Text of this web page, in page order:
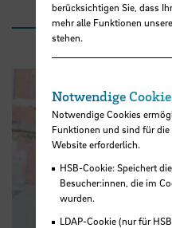
berücksichtigen Sie, dass
mehr alle Funktionen
stehen.
Notwendige
Notwendige Cookies
Funktionen und sind für
Website erforderlich.
HSB-Cookie: Speichert
Besucher:innen, die im
wurden.
LDAP-Cookie (nur für